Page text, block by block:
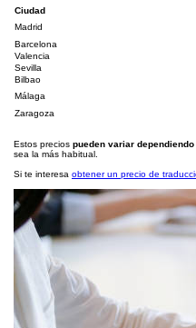
Ciudad
Madrid
Barcelona
Valencia
Sevilla
Bilbao
Málaga
Zaragoza
Estos precios pueden variar
sea la más habitual.
Si te interesa obtener un precio de